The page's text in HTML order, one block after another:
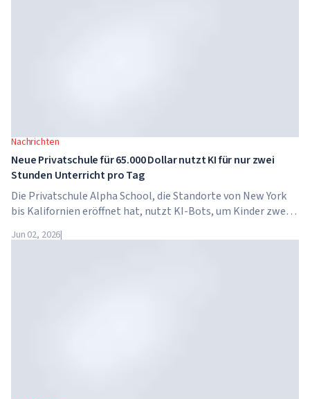
Nachrichten
Neue Privatschule für 65.000 Dollar nutzt KI für nur zwei
Stunden Unterricht pro Tag
Die Privatschule Alpha School, die Standorte von New York
bis Kalifornien eröffnet hat, nutzt KI-Bots, um Kinder zwei
Die Schule hat keine traditionellen Lehrer, keine
Jun 02, 2026|